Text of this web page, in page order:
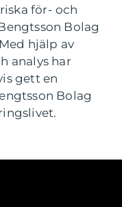
för- och
Bolag
hjälp av
analys har
gett en
Bolag